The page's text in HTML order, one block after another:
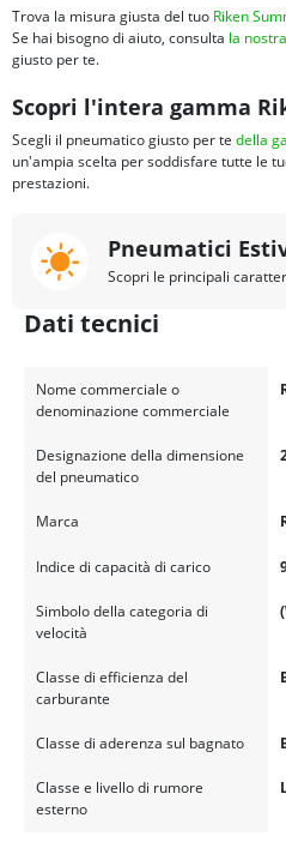
Trova la misura giusta del tuo Riken
Se hai bisogno di aiuto, consulta la
giusto per te.
Scopri l'intera gamma
Scegli il pneumatico giusto per te della
un'ampia scelta per soddisfare tutte le
prestazioni.
Pneumatici
Scopri le principali
Dati tecnici
Nome commerciale o
denominazione commerciale
Designazione della dimensione
del pneumatico
Marca
Indice di capacità di carico
Simbolo della categoria di
velocità
Classe di efficienza del
carburante
Classe di aderenza sul bagnato
Classe e livello di rumore
esterno